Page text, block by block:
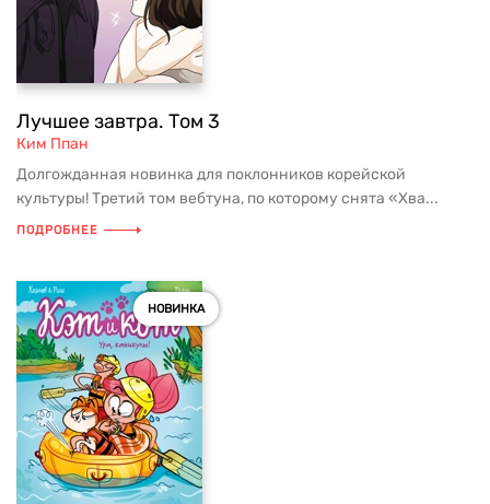
Лучшее завтра. Том 3
Ким Ппан
Долгожданная новинка для поклонников корейской
культуры! Третий том вебтуна, по которому снята «Хва...
ПОДРОБНЕЕ
НОВИНКА